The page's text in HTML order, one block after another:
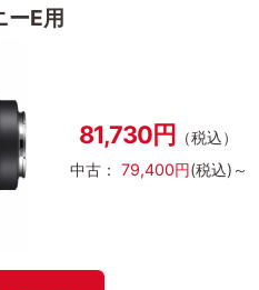
E用
81,730円
（税込）
中古： 79,400円(税込)～